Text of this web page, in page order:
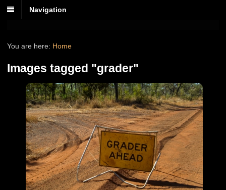
Navigation
You are here: Home
Images tagged "grader"